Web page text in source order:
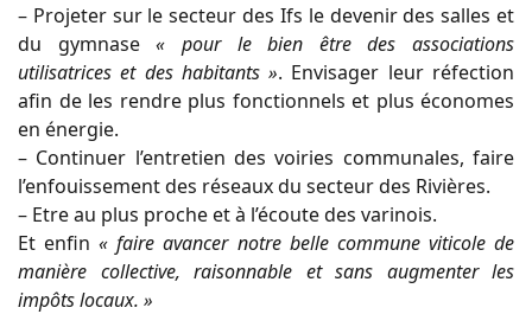
– Projeter sur le secteur des Ifs le devenir des salles et
du gymnase« pour le bien être des associations
utilisatrices et des habitants ». Envisager leur réfection
afin de les rendre plus fonctionnels et plus économes
en énergie.
– Continuer l’entretien des voiries communales, faire
l’enfouissement des réseaux du secteur des Rivières.
– Etre au plus proche et à l’écoute des varinois.
Et enfin« faire avancer notre belle commune viticole de
manière collective, raisonnable et sans augmenter les
impôts locaux. »